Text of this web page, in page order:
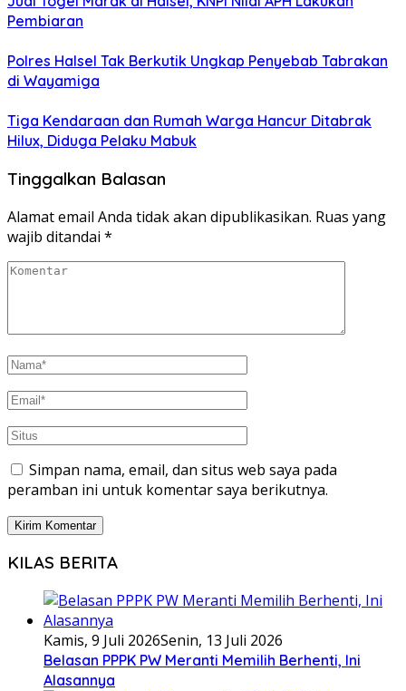
Pembiaran
Polres Halsel Tak Berkutik Ungkap Penyebab Tabrakan
di Wayamiga
Tiga Kendaraan dan Rumah Warga Hancur Ditabrak
Hilux, Diduga Pelaku Mabuk
Tinggalkan Balasan
Alamat email Anda tidak akan dipublikasikan. Ruas yang
wajib ditandai *
Simpan nama, email, dan situs web saya pada
peramban ini untuk komentar saya berikutnya.
KILAS BERITA
Kamis, 9 Juli 2026Senin, 13 Juli 2026
Belasan PPPK PW Meranti Memilih Berhenti, Ini
Alasannya